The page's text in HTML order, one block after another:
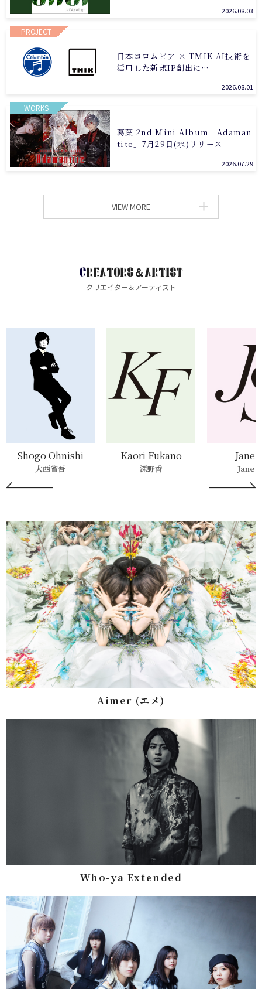
2026.08.03
PROJECT
日本コロムビア × TMIK AI技術を
活用した新規IP創出に…
2026.08.01
WORKS
葛葉 2nd Mini Album「Adaman
tite」7月29日(水)リリース
2026.07.29
VIEW MORE
CREATORS＆ARTIST
クリエイター＆アーティスト
Ohnishi
大西省吾
Kaori Fukano
深野香
Jane Su
Jane Su
Aimer (エメ)
Who-ya Extended